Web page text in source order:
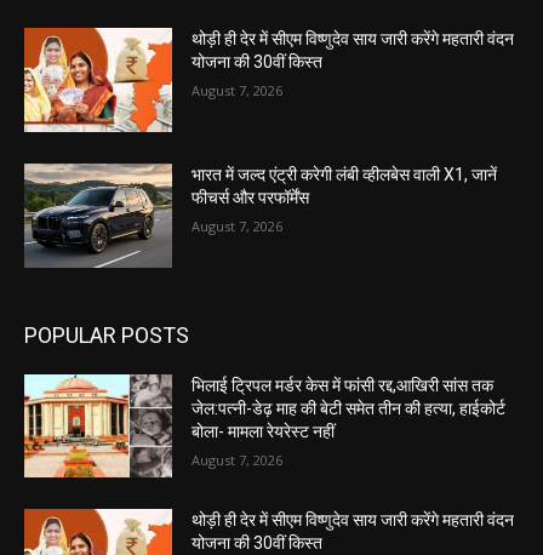
थोड़ी ही देर में सीएम विष्णुदेव साय जारी करेंगे महतारी वंदन
योजना की 30वीं किस्त
August 7, 2026
भारत में जल्द एंट्री करेगी लंबी व्हीलबेस वाली X1, जानें
फीचर्स और परफॉर्मेंस
August 7, 2026
POPULAR POSTS
भिलाई ट्रिपल मर्डर केस में फांसी रद्द,आखिरी सांस तक
जेल:पत्नी-डेढ़ माह की बेटी समेत तीन की हत्या, हाईकोर्ट
बोला- मामला रेयरेस्ट नहीं
August 7, 2026
थोड़ी ही देर में सीएम विष्णुदेव साय जारी करेंगे महतारी वंदन
योजना की 30वीं किस्त